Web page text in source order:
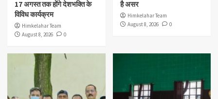
17 अगस्त तक होंगे देशभक्ति के
विविध कार्यक्रम
Himkelahar Team
August 8, 2026
0
है असर
Himkelahar Team
August 8, 2026
0